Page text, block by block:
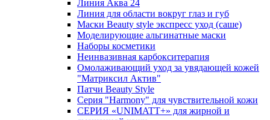
Линия Аква 24
Линия для области вокруг глаз и губ
Маски Beauty style экспресс уход (саше)
Моделирующие альгинатные маски
Наборы косметики
Неинвазивная карбокситерапия
Омолаживающий уход за увядающей кожей
"Матриксил Актив"
Патчи Beauty Style
Серия "Harmony" для чувствительной кожи
СЕРИЯ «UNIMATT+» для жирной и